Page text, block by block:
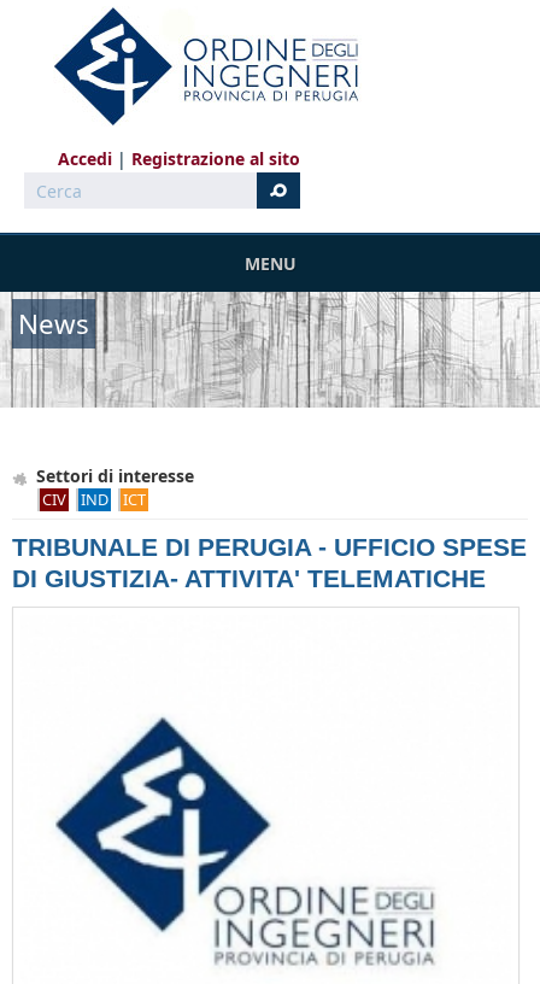
Salta al contenuto principale
Accedi
Registrazione al sito
Cerca
MENU
News
Settori di interesse
CIV IND ICT
TRIBUNALE DI PERUGIA - UFFICIO SPESE
DI GIUSTIZIA- ATTIVITA' TELEMATICHE